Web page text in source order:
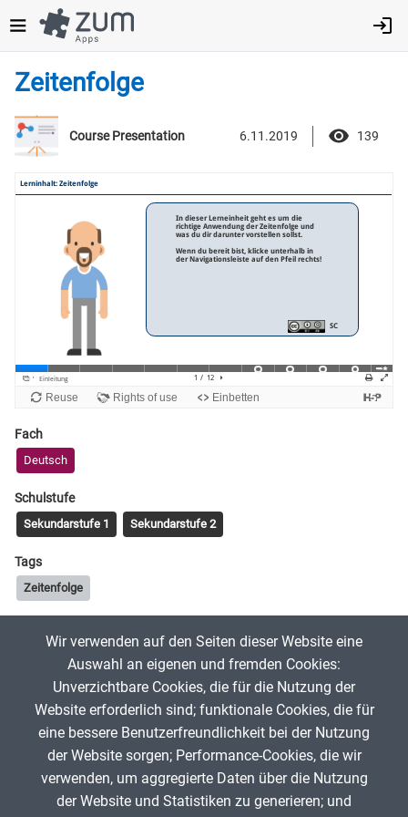
zum
Inhalt
Zeitenfolge
Course Presentation 6.11.2019 139
Fach
Deutsch
Schulstufe
Sekundarstufe 1 Sekundarstufe 2
Tags
Zeitenfolge
ChristianSchett 6. November 2019
App melden
Infos zum Urheberrecht
Wir verwenden auf den Seiten dieser Website eine
Auswahl an eigenen und fremden Cookies:
Unverzichtbare Cookies, die für die Nutzung der
Website erforderlich sind; funktionale Cookies, die für
eine bessere Benutzerfreundlichkeit bei der Nutzung
der Website sorgen; Performance-Cookies, die wir
verwenden, um aggregierte Daten über die Nutzung
der Website und Statistiken zu generieren; und